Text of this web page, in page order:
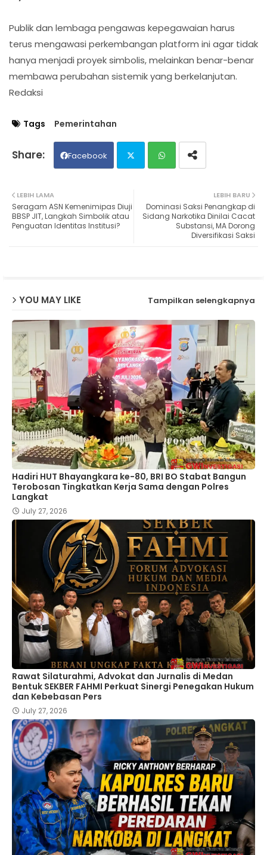
Publik dan lembaga pengawas kepegawaian harus
terus mengawasi perkembangan platform ini agar tidak
hanya menjadi proyek simbolis, melainkan benar-benar
membawa perubahan sistemik yang berkelanjutan.
Redaksi
Tags Pemerintahan
Facebook
ter ats
LEBIH BARU
Dominasi Saksi Penangkap di
Sidang Narkotika Dinilai Cacat
Substansi, MA Dorong
Diversifikasi Saksi
LEBIH LAMA
Seragam ASN Kemenimipas Diuji
BBSP JIT, Langkah Simbolik atau
Penguatan Identitas Institusi?
YOU MAY LIKE Tampilkan selengkapnya
Hadiri HUT Bhayangkara ke-80, BRI BO Stabat Bangun
Terobosan Tingkatkan Kerja Sama dengan Polres
Langkat
July 27, 2026
Rawat Silaturahmi, Advokat dan Jurnalis di Medan
Bentuk SEKBER FAHMI Perkuat Sinergi Penegakan Hukum
dan Kebebasan Pers
July 27, 2026